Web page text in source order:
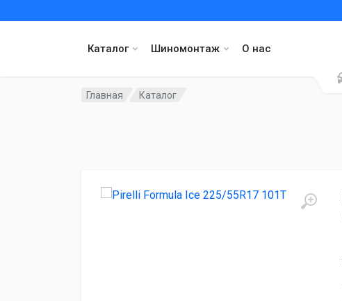
Каталог Шиномонтаж О нас
Главная
Каталог